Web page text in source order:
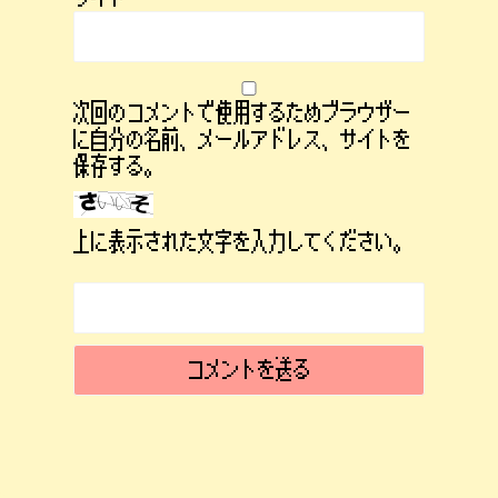
次回のコメントで使用するためブラウザー
に自分の名前、メールアドレス、サイトを
保存する。
上に表示された文字を入力してください。